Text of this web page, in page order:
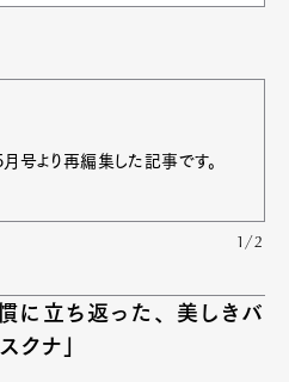
より再編集した記事です。
1/2
に立ち返った、 美しきバ
クナ」